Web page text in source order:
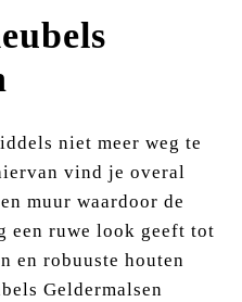
niet meer weg te
vind je overal
muur waardoor de
een ruwe look geeft tot
en robuuste houten
Geldermalsen